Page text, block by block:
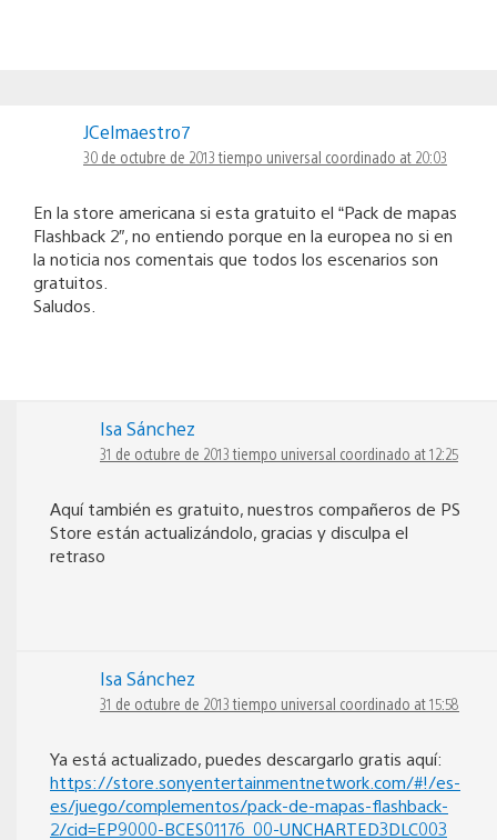
JCelmaestro7
30 de octubre de 2013 tiempo universal coordinado at 20:03
En la store americana si esta gratuito el “Pack de mapas
Flashback 2″, no entiendo porque en la europea no si en
la noticia nos comentais que todos los escenarios son
gratuitos.
Saludos.
Isa Sánchez
31 de octubre de 2013 tiempo universal coordinado at 12:25
Aquí también es gratuito, nuestros compañeros de PS
Store están actualizándolo, gracias y disculpa el
retraso
Isa Sánchez
31 de octubre de 2013 tiempo universal coordinado at 15:58
Ya está actualizado, puedes descargarlo gratis aquí:
https://store.sonyentertainmentnetwork.com/#!/es-
es/juego/complementos/pack-de-mapas-flashback-
2/cid=EP9000-BCES01176_00-UNCHARTED3DLC003